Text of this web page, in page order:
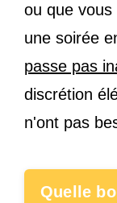
ou que vous
une soirée
passe pas
discrétion
n'ont pas
Quelle